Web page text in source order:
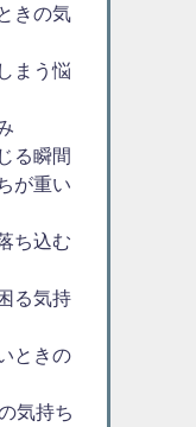
きの気
まう悩
る瞬間
が重い
ち込む
る気持
ときの
気持ち